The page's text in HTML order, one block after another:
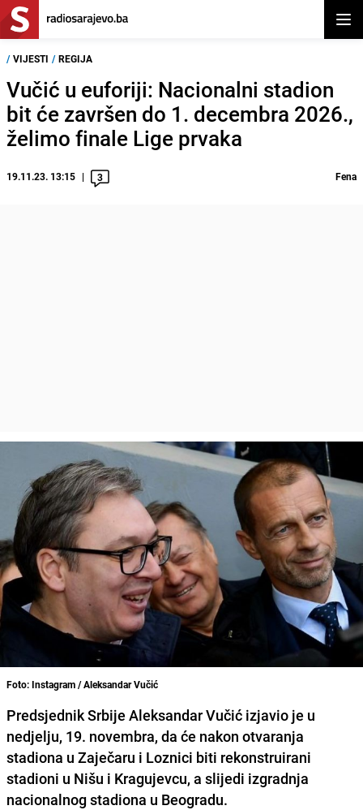
/ VIJESTI / REGIJA
Vučić u euforiji: Nacionalni stadion
bit će završen do 1. decembra 2026.,
želimo finale Lige prvaka
19.11.23. 13:15 3 Fena
Foto: Instagram / Aleksandar Vučić
Predsjednik Srbije Aleksandar Vučić izjavio je u
nedjelju, 19. novembra, da će nakon otvaranja
stadiona u Zaječaru i Loznici biti rekonstruirani
stadioni u Nišu i Kragujevcu, a slijedi izgradnja
nacionalnog stadiona u Beogradu.